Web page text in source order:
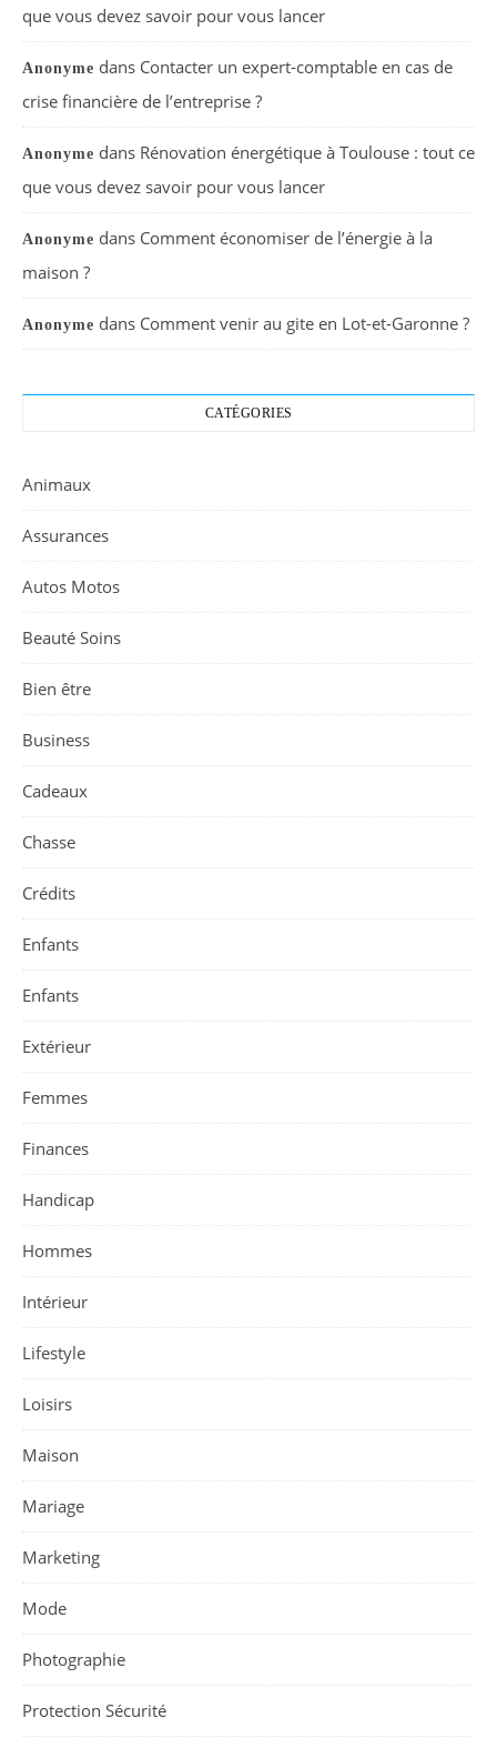
que vous devez savoir pour vous lancer
Anonyme dans Contacter un expert-comptable en cas de
crise financière de l’entreprise ?
Anonyme dans Rénovation énergétique à Toulouse : tout ce
que vous devez savoir pour vous lancer
Anonyme dans Comment économiser de l’énergie à la
maison ?
Anonyme dans Comment venir au gite en Lot-et-Garonne ?
CATÉGORIES
Animaux
Assurances
Autos Motos
Beauté Soins
Bien être
Business
Cadeaux
Chasse
Crédits
Enfants
Enfants
Extérieur
Femmes
Finances
Handicap
Hommes
Intérieur
Lifestyle
Loisirs
Maison
Mariage
Marketing
Mode
Photographie
Protection Sécurité